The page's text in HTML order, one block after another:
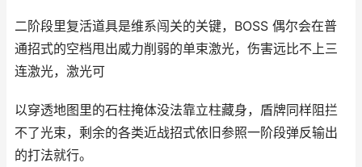
二阶段里复活道具是维系闯关的关键，BOSS 偶尔会在普
通招式的空档甩出威力削弱的单束激光，伤害远比不上三
连激光，激光可
以穿透地图里的石柱掩体没法靠立柱藏身，盾牌同样阻拦
不了光束，剩余的各类近战招式依旧参照一阶段弹反输出
的打法就行。